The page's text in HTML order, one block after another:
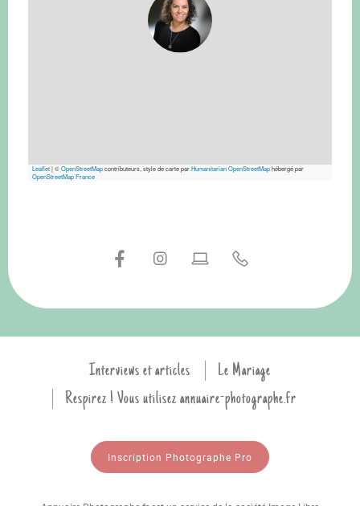
Leaflet|©OpenStreetMapcontributeurs, style de carte parHumanitarian OpenStreetMaphébergé par
OpenStreetMap France
Interviews et articles
Le Mariage
Respirez ! Vous utilisez annuaire-photographe.fr
Inscription Photographe Pro